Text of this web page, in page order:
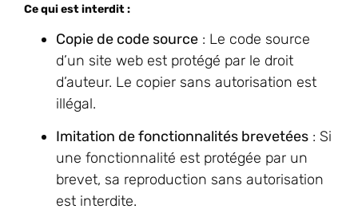
Ce qui est interdit :
Copie de code source : Le code source
d’un site web est protégé par le droit
d’auteur. Le copier sans autorisation est
illégal.
Imitation de fonctionnalités brevetées : Si
une fonctionnalité est protégée par un
brevet, sa reproduction sans autorisation
est interdite.